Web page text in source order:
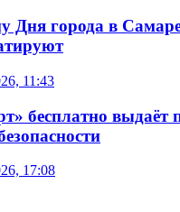
Дня города в
11:43
бесплатно
17:08